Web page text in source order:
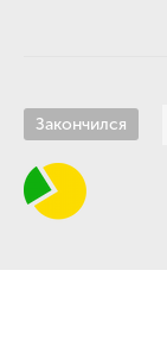
Закончился